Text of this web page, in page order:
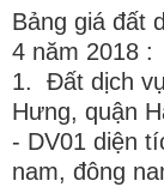
Bảng giá đất
4 năm 2018 :
1. Đất dịch
Hưng, quận
- DV01 diện
nam, đông